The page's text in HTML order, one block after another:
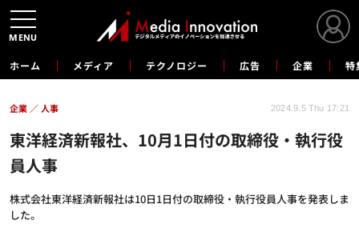
ホーム メディア テクノロジー 広告 企業 特
東洋経済新報社、10月1日付の取締役・執行役
員人事
株式会社東洋経済新報社は10日1日付の取締役・執行役員人事を発表しま
した。
企業 人事 2024.9.5 Thu 17:21
MENU